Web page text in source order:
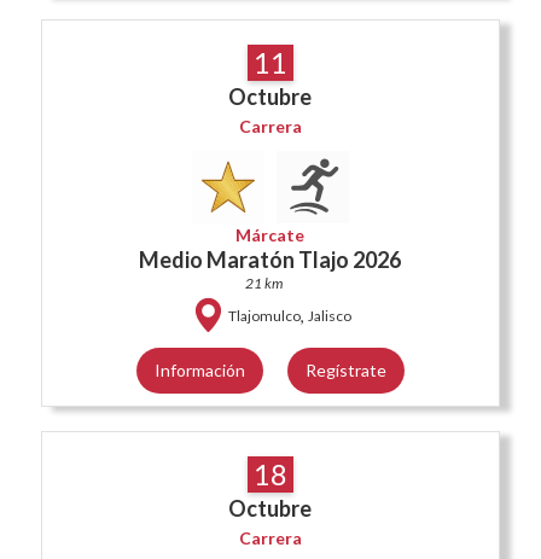
11
Octubre
Carrera
Márcate
Medio Maratón Tlajo 2026
21 km
Tlajomulco, Jalisco
Información Regístrate
18
Octubre
Carrera